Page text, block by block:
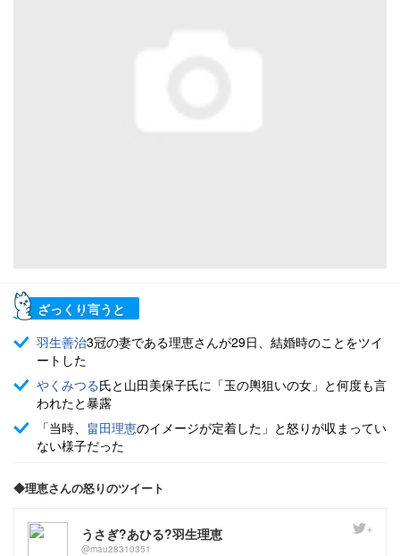
ざっくり言うと
羽生善治3冠の妻である理恵さんが29日、結婚時のことをツイ
ートした
やくみつる氏と山田美保子氏に「玉の輿狙いの女」と何度も言
われたと暴露
「当時、 畠田理恵のイメージが定着した」と怒りが収まってい
ない様子だった
◆理恵さんの怒りのツイート
うさぎ?あひる?羽生理恵
@mau28310351